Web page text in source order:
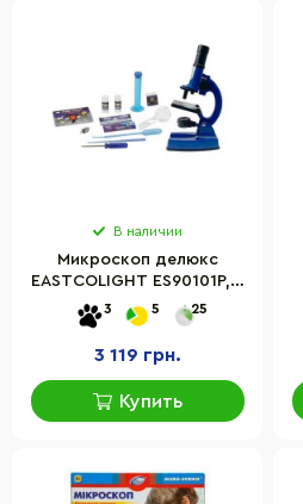
В наличии
Микроскоп делюкс
EASTCOLIGHT ES90101P, в
кейсе (увеличение до
1200 раз)
3 5 25
3 119 грн.
Купить